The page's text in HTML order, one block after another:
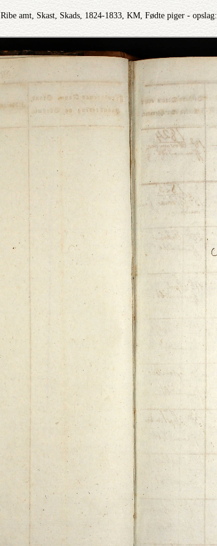
Ribe amt, Skast, Skads, 1824-1833, KM, Fødte piger - opslag: